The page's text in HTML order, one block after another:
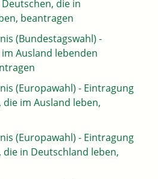
die in
beantragen
(Bundestagswahl) -
Ausland lebenden
(Europawahl) - Eintragung
im Ausland leben,
(Europawahl) - Eintragung
in Deutschland leben,